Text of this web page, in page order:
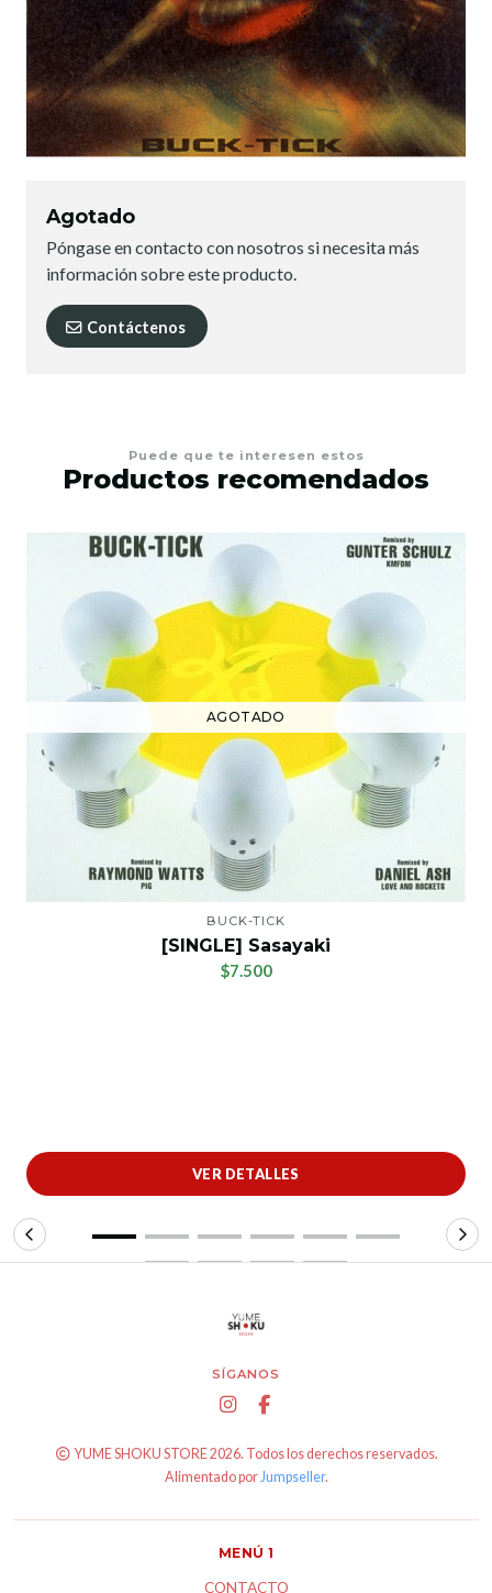
Agotado
Póngase en contacto con nosotros si necesita más
información sobre este producto.
Contáctenos
Puede que te interesen estos
Productos recomendados
AGOTADO
BUCK-TICK
[SINGLE] Sasayaki
$7.500
VER DETALLES
SÍGANOS
YUME SHOKU STORE 2026. Todos los derechos reservados.
Alimentado por Jumpseller.
MENÚ 1
CONTACTO